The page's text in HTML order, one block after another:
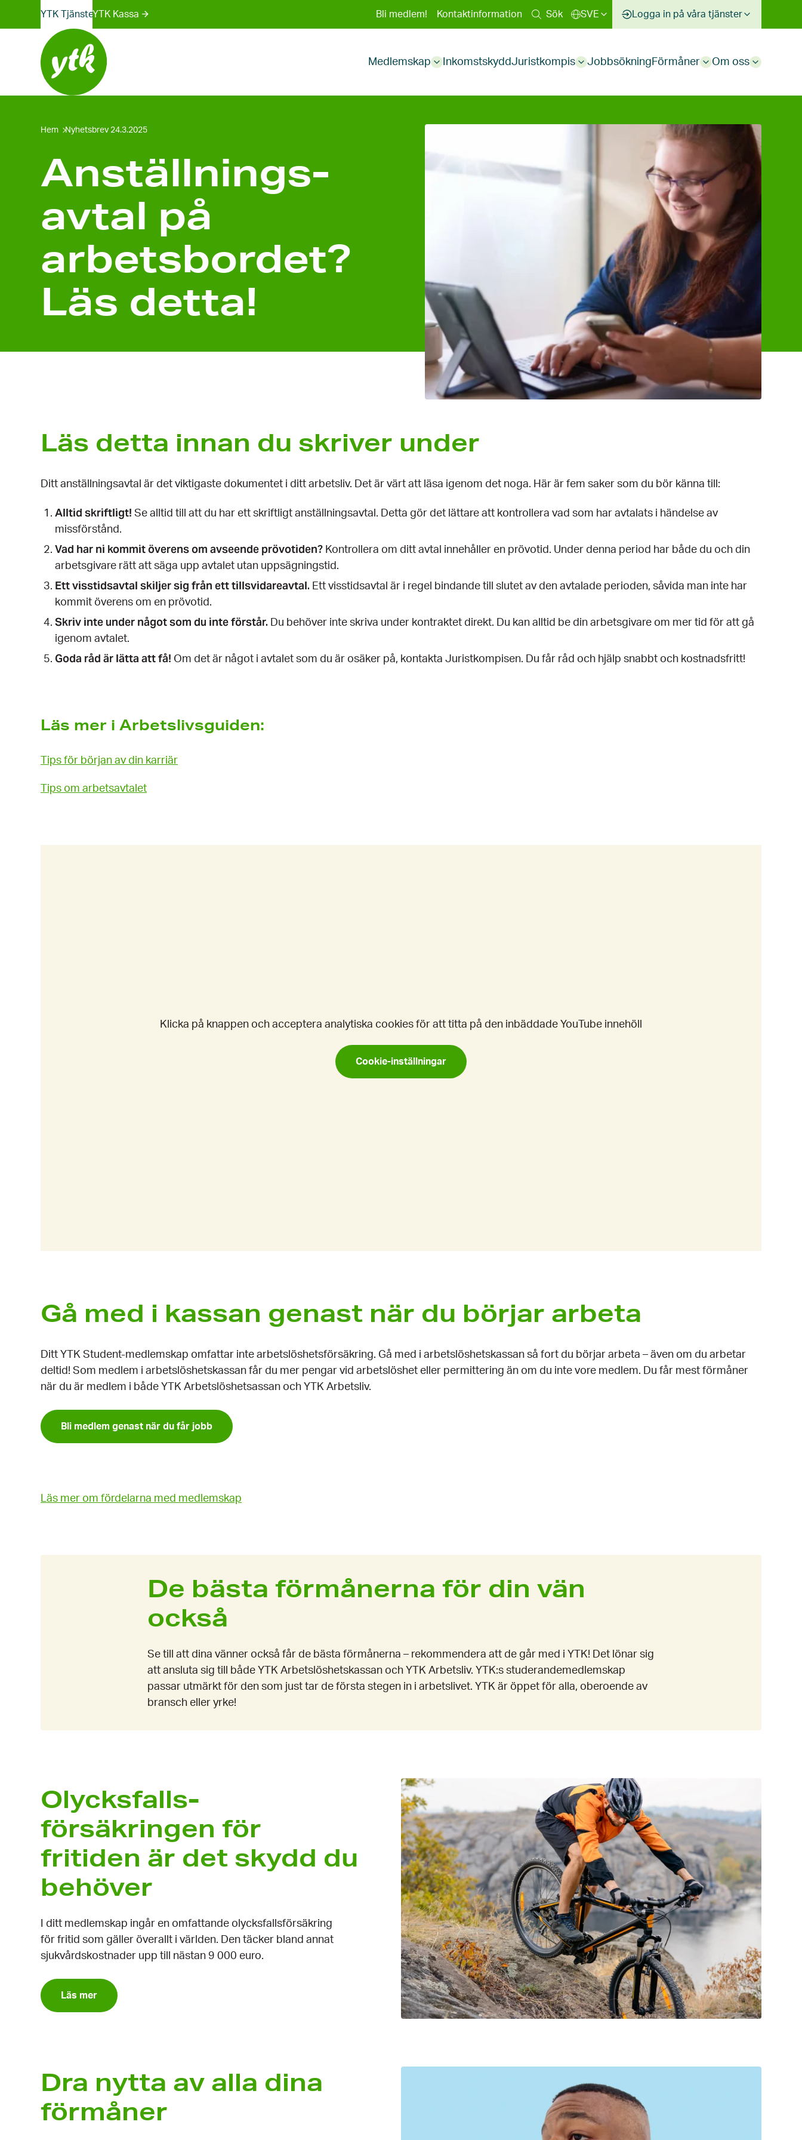
Webbplatser-
menyn
YTK TjänsterYTK Kassa
Sekundär
Bli medlem! Kontaktinformation Sök SVE Logga in på våra tjänster
Medlemskap SubInkomstskyddJuristkompis Sub
Jobbsökning Förmåner Sub
Om oss Sub
Hem Nyhetsbrev 24.3.2025
Anställnings­
avtal på
arbets­bordet?
Läs detta!
Läs detta innan du skriver under
Ditt anställningsavtal är det viktigaste dokumentet i ditt arbetsliv. Det är värt att läsa igenom det noga. Här är fem saker som du bör känna till:
Alltid skriftligt! Se alltid till att du har ett skriftligt anställningsavtal. Detta gör det lättare att kontrollera vad som har avtalats i händelse av
missförstånd.
Vad har ni kommit överens om avseende prövotiden? Kontrollera om ditt avtal innehåller en prövotid. Under denna period har både du och din
arbetsgivare rätt att säga upp avtalet utan uppsägningstid.
Ett visstidsavtal skiljer sig från ett tillsvidareavtal. Ett visstidsavtal är i regel bindande till slutet av den avtalade perioden, såvida man inte har
kommit överens om en prövotid.
Skriv inte under något som du inte förstår. Du behöver inte skriva under kontraktet direkt. Du kan alltid be din arbetsgivare om mer tid för att gå
igenom avtalet.
Goda råd är lätta att få! Om det är något i avtalet som du är osäker på, kontakta Juristkompisen. Du får råd och hjälp snabbt och kostnadsfritt!
Läs mer i Arbetslivsguiden:
Tips för början av din karriär
Tips om arbetsavtalet
Klicka på knappen och acceptera analytiska cookies för att titta på den inbäddade YouTube innehöll
Cookie-inställningar
Gå med i kassan genast när du börjar arbeta
Ditt YTK Student-medlemskap omfattar inte arbetslöshets­försäkring. Gå med i arbetslöshets­kassan så fort du börjar arbeta – även om du arbetar
deltid! Som medlem i arbetslöshets­kassan får du mer pengar vid arbetslöshet eller permittering än om du inte vore medlem. Du får mest förmåner
när du är medlem i både YTK Arbetslöshet­sassan och YTK Arbetsliv.
Bli medlem genast när du får jobb
Läs mer om fördelarna med medlemskap
De bästa förmånerna för din vän
också
Se till att dina vänner också får de bästa förmånerna – rekommendera att de går med i YTK! Det lönar sig
att ansluta sig till både YTK Arbetslöshets­kassan och YTK Arbetsliv. YTK:s studerande­medlemskap
passar utmärkt för den som just tar de första stegen in i arbetslivet. YTK är öppet för alla, oberoende av
bransch eller yrke!
Olycksfalls­
försäkringen för
fritiden är det skydd du
behöver
I ditt medlemskap ingår en omfattande olycksfalls­försäkring
för fritid som gäller överallt i världen. Den täcker bland annat
sjukvårds­kostnader upp till nästan 9 000 euro.
Läs mer
Dra nytta av alla dina
förmåner